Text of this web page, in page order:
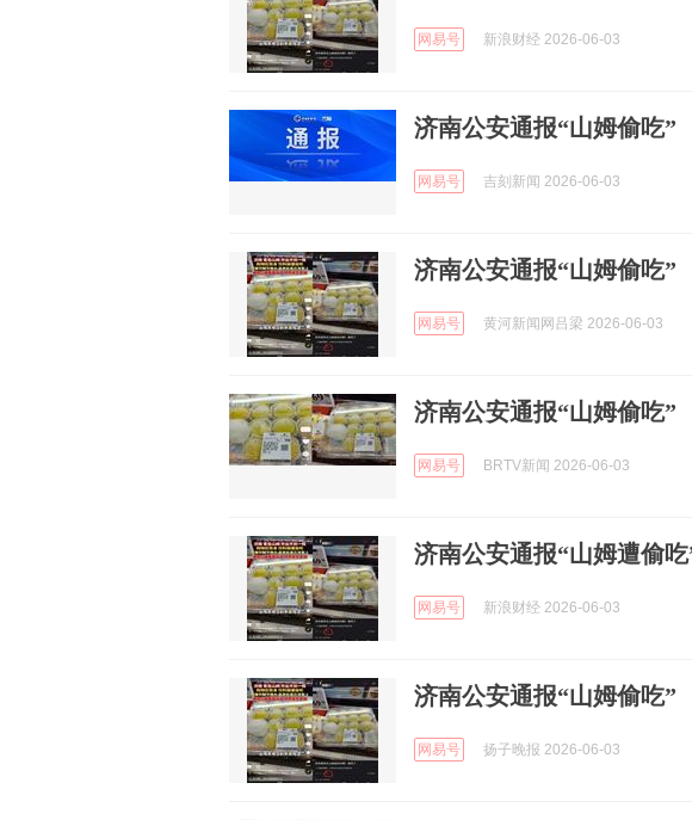
网易号 新浪财经 2026-06-03
济南公安通报“山姆偷吃”
网易号 吉刻新闻 2026-06-03
济南公安通报“山姆偷吃”
网易号 黄河新闻网吕梁 2026-06-03
济南公安通报“山姆偷吃”
网易号 BRTV新闻 2026-06-03
济南公安通报“山姆遭偷吃
网易号 新浪财经 2026-06-03
济南公安通报“山姆偷吃”
网易号 扬子晚报 2026-06-03